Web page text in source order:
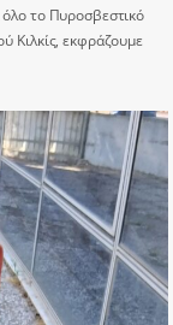
το Πυροσβεστικό
Κιλκίς, εκφράζουμε